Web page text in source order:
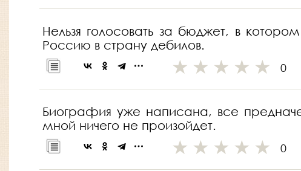
Нельзя голосовать за бюджет, в
Россию в страну дебилов.
0
Биография уже написана, все
мной ничего не произойдет.
0